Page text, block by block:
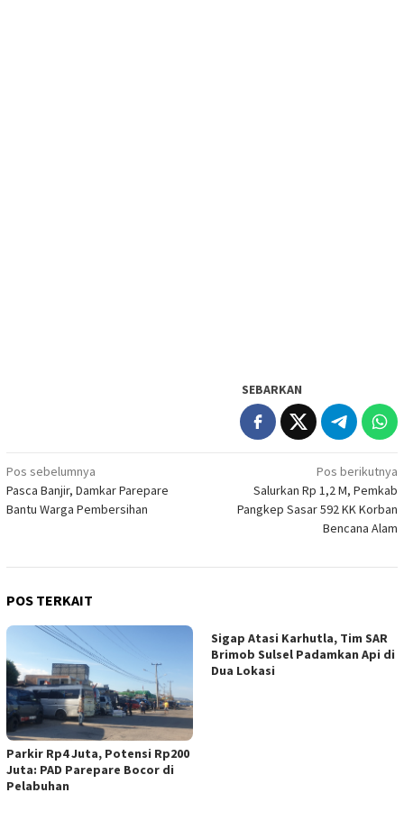
SEBARKAN
Navigasi
pos
Pos sebelumnya
Pasca Banjir, Damkar Parepare
Bantu Warga Pembersihan
Pos berikutnya
Salurkan Rp 1,2 M, Pemkab
Pangkep Sasar 592 KK Korban
Bencana Alam
POS TERKAIT
Parkir Rp4 Juta, Potensi Rp200
Juta: PAD Parepare Bocor di
Pelabuhan
Sigap Atasi Karhutla, Tim SAR
Brimob Sulsel Padamkan Api di
Dua Lokasi